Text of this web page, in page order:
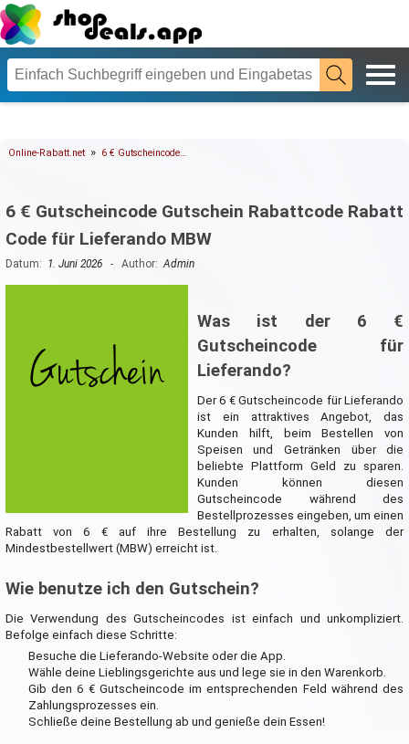
Online-Rabatt.net » 6 € Gutscheincode…
6 € Gutscheincode Gutschein Rabattcode Rabatt
Code für Lieferando MBW
Datum: 1. Juni 2026- Author:Admin
Was ist der 6 €
Gutscheincode für
Lieferando?
Der 6 € Gutscheincode für Lieferando
ist ein attraktives Angebot, das
Kunden hilft, beim Bestellen von
Speisen und Getränken über die
beliebte Plattform Geld zu sparen.
Kunden können diesen
Gutscheincode während des
Bestellprozesses eingeben, um einen
Rabatt von 6 € auf ihre Bestellung zu erhalten, solange der
Mindestbestellwert (MBW) erreicht ist.
Wie benutze ich den Gutschein?
Die Verwendung des Gutscheincodes ist einfach und unkompliziert.
Befolge einfach diese Schritte:
Besuche die Lieferando-Website oder die App.
Wähle deine Lieblingsgerichte aus und lege sie in den Warenkorb.
Gib den 6 € Gutscheincode im entsprechenden Feld während des
Zahlungsprozesses ein.
Schließe deine Bestellung ab und genieße dein Essen!